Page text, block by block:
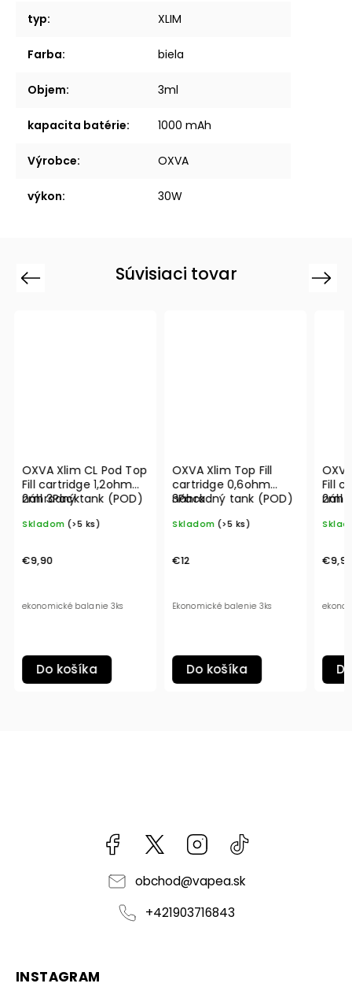
typ: XLIM
Farba: biela
Objem: 3ml
kapacita batérie: 1000 mAh
Výrobce: OXVA
výkon: 30W
Súvisiaci tovar
Previous
OXVA Xlim CL Pod Top
Fill cartridge 1,2ohm
2ml 3Pack
náhradný tank (POD)
Skladom (>5 ks)
€9,90
Do košíka
ekonomické balanie 3ks
OXVA Xlim Top Fill
cartridge 0,6ohm
3Pack
náhradný tank (POD)
Skladom (>5 ks)
€12
Do košíka
Ekonomické balenie 3ks
Fill
2ml
€9,90
Next
Facebook kzifcak85131Instagram
obchod@vapea.sk
+421903716843
INSTAGRAM